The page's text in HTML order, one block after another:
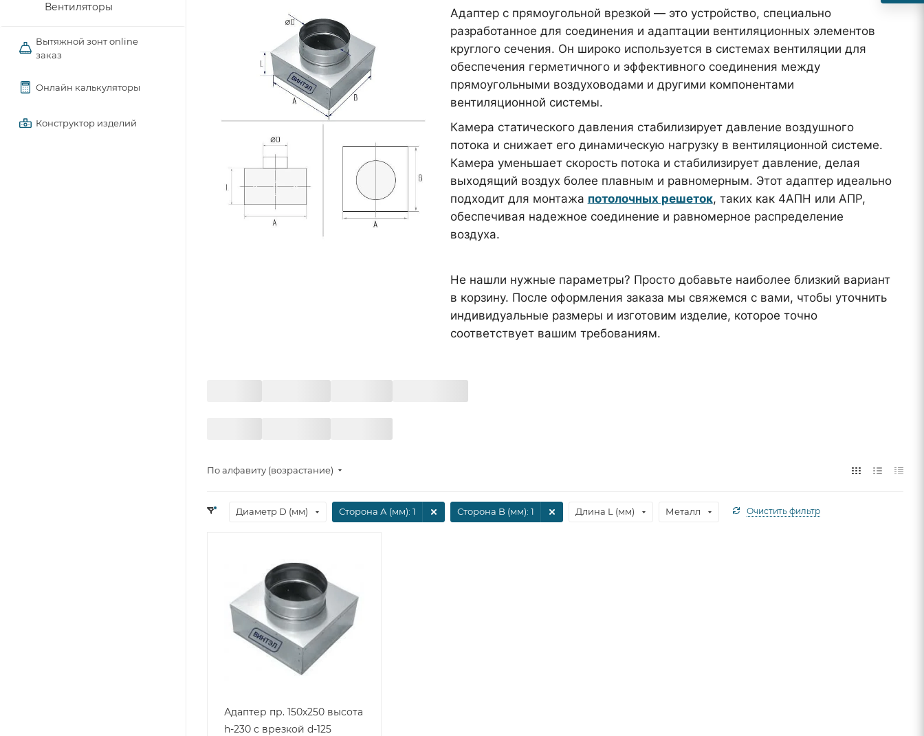
Вентиляторы
Вытяжной зонт online
заказ
Онлайн калькуляторы
Конструктор изделий
Адаптер с прямоугольной врезкой — это устройство, специально
разработанное для соединения и адаптации вентиляционных элементов
круглого сечения. Он широко используется в системах вентиляции для
обеспечения герметичного и эффективного соединения между
прямоугольными воздуховодами и другими компонентами
вентиляционной системы.
Камера статического давления стабилизирует давление воздушного
потока и снижает его динамическую нагрузку в вентиляционной системе.
Камера уменьшает скорость потока и стабилизирует давление, делая
выходящий воздух более плавным и равномерным. Этот адаптер идеально
подходит для монтажа потолочных решеток, таких как 4АПН или АПР,
обеспечивая надежное соединение и равномерное распределение
воздуха.
Не нашли нужные параметры? Просто добавьте наиболее близкий вариант
в корзину. После оформления заказа мы свяжемся с вами, чтобы уточнить
индивидуальные размеры и изготовим изделие, которое точно
соответствует вашим требованиям.
По алфавиту (возрастание)
Диаметр D (мм) Сторона А (мм): 1 Сторона B (мм): 1 Длина L (мм) Металл Очистить фильтр
Адаптер пр. 150х250 высота
h-230 с врезкой d-125